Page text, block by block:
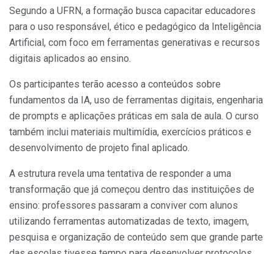
Segundo a UFRN, a formação busca capacitar educadores
para o uso responsável, ético e pedagógico da Inteligência
Artificial, com foco em ferramentas generativas e recursos
digitais aplicados ao ensino.
Os participantes terão acesso a conteúdos sobre
fundamentos da IA, uso de ferramentas digitais, engenharia
de prompts e aplicações práticas em sala de aula. O curso
também inclui materiais multimídia, exercícios práticos e
desenvolvimento de projeto final aplicado.
A estrutura revela uma tentativa de responder a uma
transformação que já começou dentro das instituições de
ensino: professores passaram a conviver com alunos
utilizando ferramentas automatizadas de texto, imagem,
pesquisa e organização de conteúdo sem que grande parte